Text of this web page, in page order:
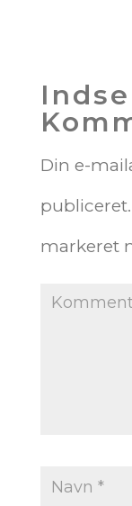
Din e-
publiceret.
markeret